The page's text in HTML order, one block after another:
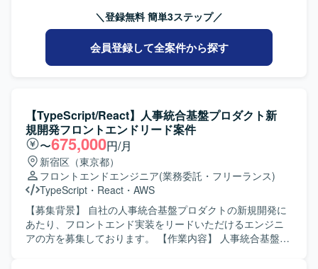
AIモデル開発環境での業務を想定しています。クラウド環
境や各種ライブラリ・フレームワークを活用しながら、
NLPおよびLLM関連の開発を行っていただきます。
を用いたメッセージキュー・イベント駆動アーキテクチャ
の導入を進めていただきます。10万件規模のCSV入出力な
ど、大量データを扱う非同期Worker構成の設計・実装を行
っていただきます。AWS環境におけるECS、RDS、
ElastiCache、SQSなどを利用したインフラ構築・運用を担
術展開も行っていただきます。 【求める人物像】 信頼性・
可用性を重視した設計思想をお持ちの方を求めておりま
す。アーキテクチャの意図や設計判断をわかりやすく説
明・展開できる方を歓迎いたします。トレードオフを整理
しながら現実的な意思決定ができる方や、初期フェーズか
ら長期運用を見据えた拡張性ある設計ができる方にご参画
いただきたいと考えております。 【ポジションの魅力】 高
トラフィックかつ大量データを扱う人事統合基盤の中核シ
ステムにおいて、アーキテクチャ設計から実装、運用まで
一貫して携わることができます。マイクロサービス間連携
やイベント駆動アーキテクチャなどの先進的な技術要素を
＼登録無料 簡単3ステップ／
会員登録して全案件から探す
【TypeScript/React】人事統合基盤プロダクト新
規開発フロントエンドリード案件
〜675,000円/月
新宿区（東京都）
フロントエンドエンジニア(業務委託・フリーランス)
TypeScript ・ React ・ AWS
【募集背景】 自社の人事統合基盤プロダクトの新規開発に
あたり、フロントエンド実装をリードいただけるエンジニ
アの方を募集しております。 【作業内容】 人事統合基盤の